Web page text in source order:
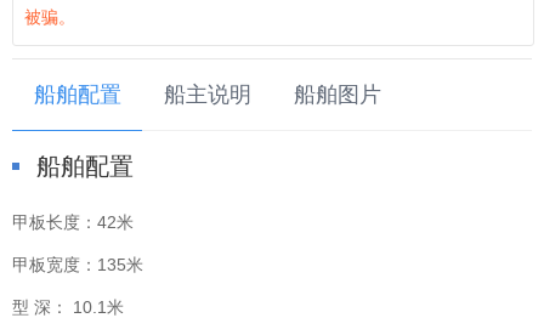
被骗。
船舶配置 船主说明 船舶图片
船舶配置
甲板长度： 42米
甲板宽度： 135米
型 深： 10.1米